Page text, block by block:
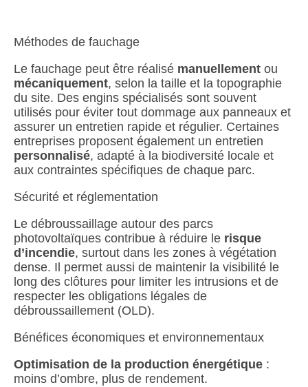
Méthodes de fauchage
Le fauchage peut être réalisé manuellement ou
mécaniquement, selon la taille et la topographie
du site. Des engins spécialisés sont souvent
utilisés pour éviter tout dommage aux panneaux et
assurer un entretien rapide et régulier. Certaines
entreprises proposent également un entretien
personnalisé, adapté à la biodiversité locale et
aux contraintes spécifiques de chaque parc.
Sécurité et réglementation
Le débroussaillage autour des parcs
photovoltaïques contribue à réduire le risque
d’incendie, surtout dans les zones à végétation
dense. Il permet aussi de maintenir la visibilité le
long des clôtures pour limiter les intrusions et de
respecter les obligations légales de
débroussaillement (OLD).
Bénéfices économiques et environnementaux
Optimisation de la production énergétique :
moins d’ombre, plus de rendement.